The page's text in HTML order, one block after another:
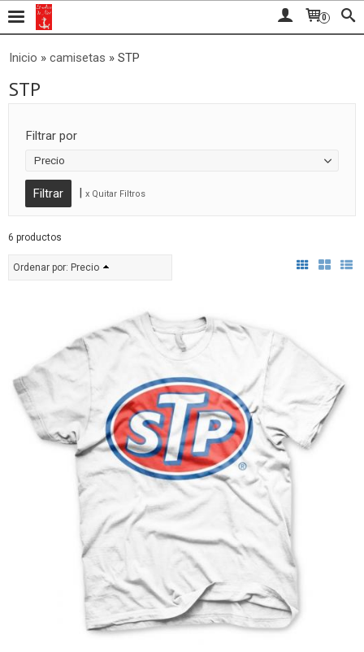
0
Inicio » camisetas » STP
STP
Filtrar por
Precio
| x Quitar Filtros
6 productos
Ordenar por: Precio